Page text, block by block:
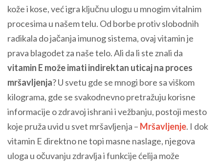
kože i kose, već igra ključnu ulogu u mnogim vitalnim
procesima u našem telu. Od borbe protiv slobodnih
radikala do jačanja imunog sistema, ovaj vitamin je
prava blagodet za naše telo. Ali da li ste znali da
vitamin E može imati indirektan uticaj na proces
mršavljenja? U svetu gde se mnogi bore sa viškom
kilograma, gde se svakodnevno pretražuju korisne
informacije o zdravoj ishrani i vežbanju, postoji mesto
koje pruža uvid u svet mršavljenja – Mršavljenje. I dok
vitamin E direktno ne topi masne naslage, njegova
uloga u očuvanju zdravlja i funkcije ćelija može